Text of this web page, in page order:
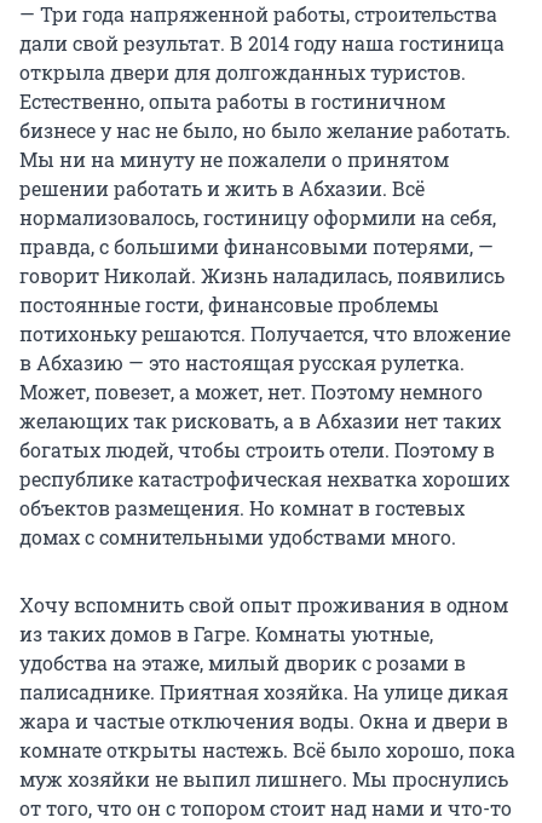
— Три года напряженной работы, строительства
дали свой результат. В 2014 году наша гостиница
открыла двери для долгожданных туристов.
Естественно, опыта работы в гостиничном
бизнесе у нас не было, но было желание работать.
Мы ни на минуту не пожалели о принятом
решении работать и жить в Абхазии. Всё
нормализовалось, гостиницу оформили на себя,
правда, с большими финансовыми потерями, —
говорит Николай. Жизнь наладилась, появились
постоянные гости, финансовые проблемы
потихоньку решаются. Получается, что вложение
в Абхазию — это настоящая русская рулетка.
Может, повезет, а может, нет. Поэтому немного
желающих так рисковать, а в Абхазии нет таких
богатых людей, чтобы строить отели. Поэтому в
республике катастрофическая нехватка хороших
объектов размещения. Но комнат в гостевых
домах с сомнительными удобствами много.
Хочу вспомнить свой опыт проживания в одном
из таких домов в Гагре. Комнаты уютные,
удобства на этаже, милый дворик с розами в
палисаднике. Приятная хозяйка. На улице дикая
жара и частые отключения воды. Окна и двери в
комнате открыты настежь. Всё было хорошо, пока
муж хозяйки не выпил лишнего. Мы проснулись
от того, что он с топором стоит над нами и что-то